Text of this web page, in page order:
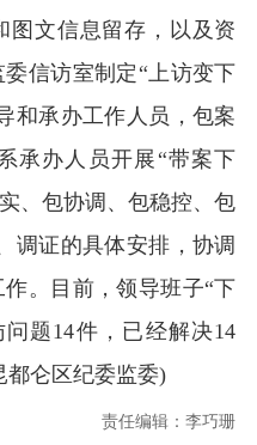
图文信息留存，以及资
信访室制定“上访变下
和承办工作人员，包案
承办人员开展“带案下
、包协调、包稳控、包
调证的具体安排，协调
。目前，领导班子“下
题14件，已经解决14
都仑区纪委监委)
责任编辑：李巧珊